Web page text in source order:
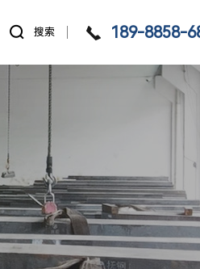
搜索 189-8858-